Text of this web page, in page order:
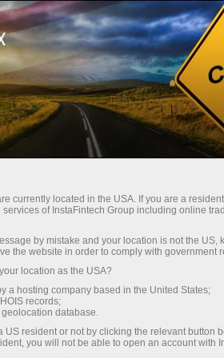
Plataforma comercial
Inversionistas Para Socios
currently located in the USA. If you are a
of InstaFintech Group including online
by mistake and your location is not the US,
the website in order to comply with government
location as the USA?
a hosting company based in the United States;
records;
database.
US resident or not by clicking the relevant button
you will not be able to open an account with